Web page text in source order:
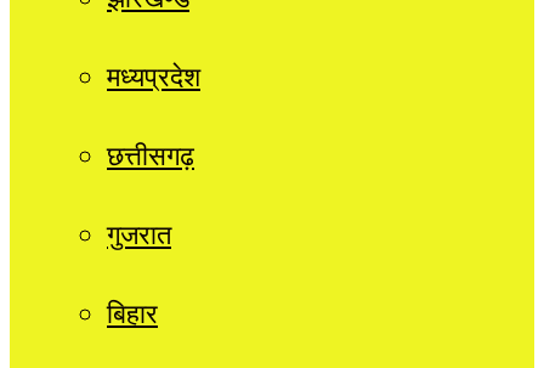
मध्यप्रदेश
छत्तीसगढ़
गुजरात
बिहार